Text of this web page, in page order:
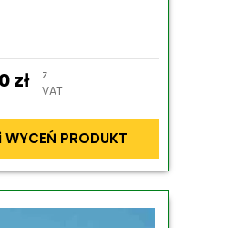
zł
z
VAT
PRODUKT